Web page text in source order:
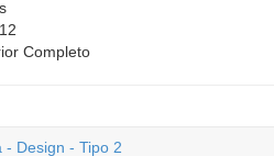
Completo
- Design - Tipo 2